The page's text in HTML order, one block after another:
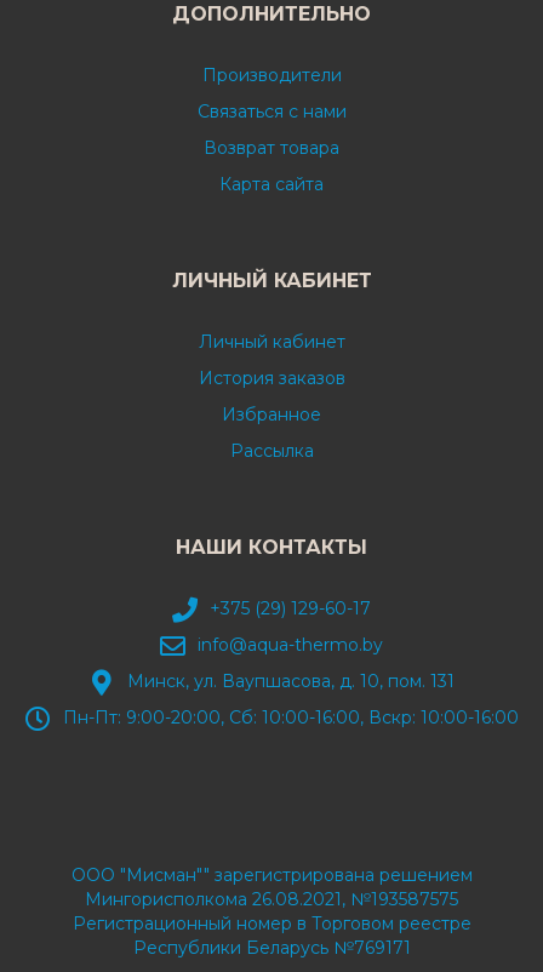
ДОПОЛНИТЕЛЬНО
Производители
Связаться с нами
Возврат товара
Карта сайта
ЛИЧНЫЙ КАБИНЕТ
Личный кабинет
История заказов
Избранное
Рассылка
НАШИ КОНТАКТЫ
+375 (29) 129-60-17
info@aqua-thermo.by
Минск, ул. Ваупшасова, д. 10, пом. 131
Пн-Пт: 9:00-20:00, Сб: 10:00-16:00, Вскр: 10:00-16:00
ООО "Мисман"" зарегистрирована решением
Мингорисполкома 26.08.2021, №193587575
Регистрационный номер в Торговом реестре
Республики Беларусь №769171